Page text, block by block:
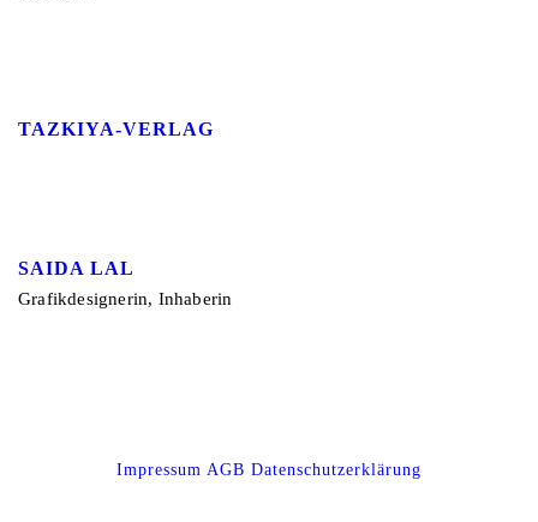
TAZKIYA-VERLAG
SAIDA LAL
Grafikdesignerin, Inhaberin
Impressum AGB Datenschutzerklärung